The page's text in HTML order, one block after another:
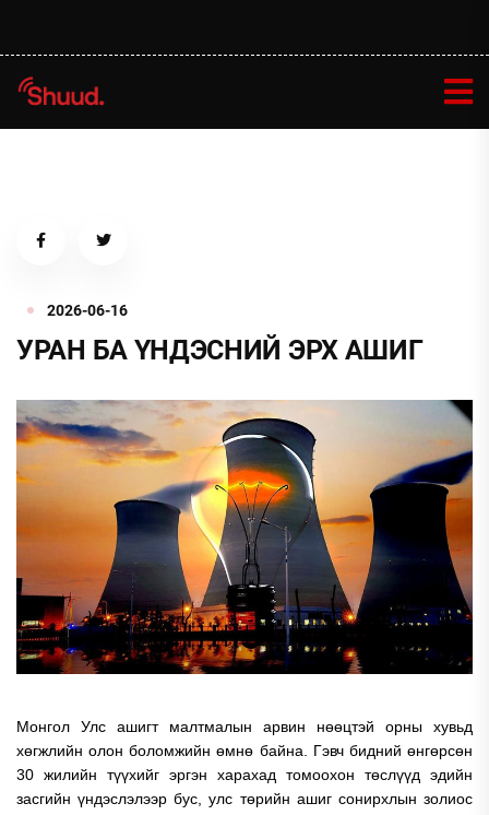
2026-06-16
УРАН БА ҮНДЭСНИЙ ЭРХ АШИГ
Монгол Улс ашигт малтмалын арвин нөөцтэй орны хувьд
хөгжлийн олон боломжийн өмнө байна. Гэвч бидний өнгөрсөн
30 жилийн түүхийг эргэн харахад томоохон төслүүд эдийн
засгийн үндэслэлээр бус, улс төрийн ашиг сонирхлын золиос